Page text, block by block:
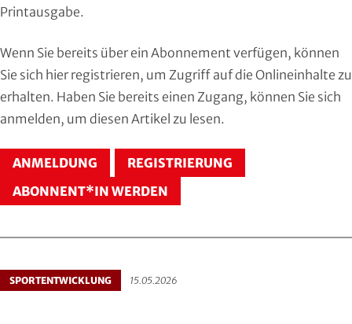
Printausgabe.
Wenn Sie bereits über ein Abonnement verfügen, können
Sie sich hier registrieren, um Zugriff auf die Onlineinhalte zu
erhalten. Haben Sie bereits einen Zugang, können Sie sich
anmelden, um diesen Artikel zu lesen.
ANMELDUNG
REGISTRIERUNG
ABONNENT*IN WERDEN
SPORTENTWICKLUNG 15.05.2026
Groß-Gerau
Hochtaunus
Limburg-Weilburg
Bahnengolf
Basketball
Deutscher Verband für Freikörperkultur
Hochschulsport
Naturfreunde Hessen